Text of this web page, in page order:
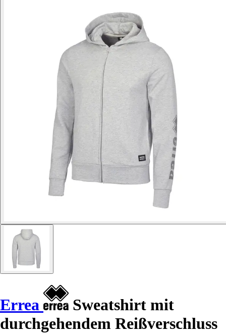
Errea
Sweatshirt mit
durchgehendem Reißverschluss